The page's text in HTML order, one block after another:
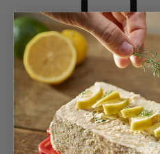
Accueil
Saveurs de vin
Tire-bouchons
Tire-bouchons électriques
Line Reverse